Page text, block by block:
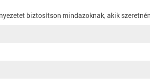
biztosítson mindazoknak, akik